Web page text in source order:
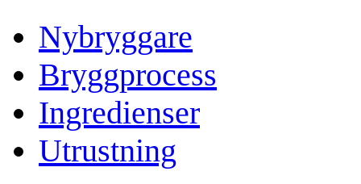
Nybryggare
Bryggprocess
Ingredienser
Utrustning